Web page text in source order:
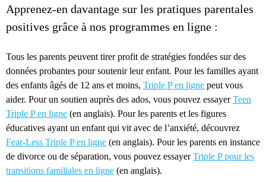
Apprenez-en davantage sur les pratiques parentales
positives grâce à nos programmes en ligne :
Tous les parents peuvent tirer profit de stratégies fondées sur des
données probantes pour soutenir leur enfant. Pour les familles ayant
des enfants âgés de 12 ans et moins, Triple P en ligne peut vous
aider. Pour un soutien auprès des ados, vous pouvez essayerTeen
Triple P en ligne (en anglais). Pour les parents et les figures
éducatives ayant un enfant qui vit avec de l’anxiété, découvrez
Fear-Less Triple P en ligne (en anglais). Pour les parents en instance
de divorce ou de séparation, vous pouvez essayerTriple P pour les
transitions familiales en ligne (en anglais).